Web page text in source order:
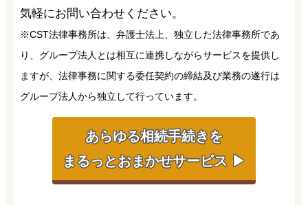
気軽にお問い合わせください。
※CST法律事務所は、弁護士法上、独立した法律事務所であ
り、グループ法人とは相互に連携しながらサービスを提供し
ますが、法律事務に関する委任契約の締結及び業務の遂行は
グループ法人から独立して行っています。
あらゆる相続手続きを
まるっとおまかせサービス ▶